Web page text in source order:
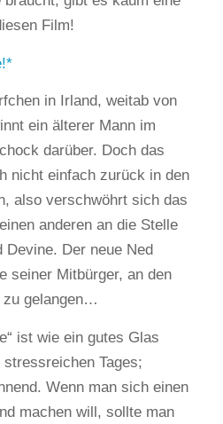
Film!
in Irland, weitab von
ein älterer Mann im
darüber. Doch das
nicht einfach zurück in den
also verschwöhrt sich das
anderen an die Stelle
Devine. Der neue Ned
seiner Mitbürger, an den
zu gelangen…
ist wie ein gutes Glas
Tages;
Wenn man sich einen
machen will, sollte man